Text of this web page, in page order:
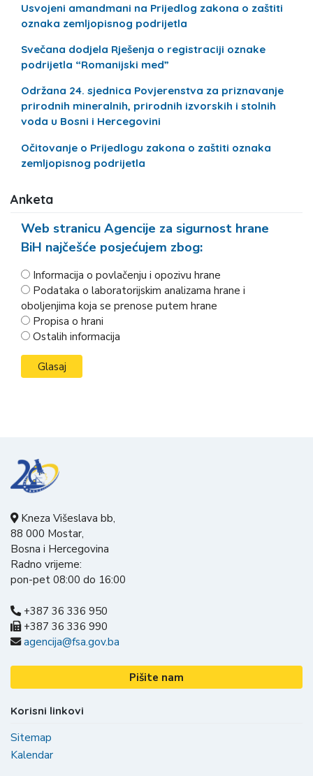
Usvojeni amandmani na Prijedlog zakona o zaštiti
oznaka zemljopisnog podrijetla
Svečana dodjela Rješenja o registraciji oznake
podrijetla “Romanijski med”
Održana 24. sjednica Povjerenstva za priznavanje
prirodnih mineralnih, prirodnih izvorskih i stolnih
voda u Bosni i Hercegovini
Očitovanje o Prijedlogu zakona o zaštiti oznaka
zemljopisnog podrijetla
Anketa
Web stranicu Agencije za sigurnost hrane
BiH najčešće posjećujem zbog:
Informacija o povlačenju i opozivu hrane
Podataka o laboratorijskim analizama hrane i
oboljenjima koja se prenose putem hrane
Propisa o hrani
Ostalih informacija
Kneza Višeslava bb,
88 000 Mostar,
Bosna i Hercegovina
Radno vrijeme:
pon-pet 08:00 do 16:00
+387 36 336 950
+387 36 336 990
agencija@fsa.gov.ba
Pišite nam
Korisni linkovi
Sitemap
Kalendar